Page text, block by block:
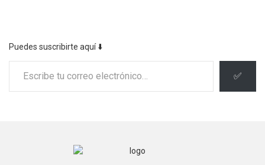
Puedes suscribirte aquí ⬇️
Escribe tu correo electrónico…
✅